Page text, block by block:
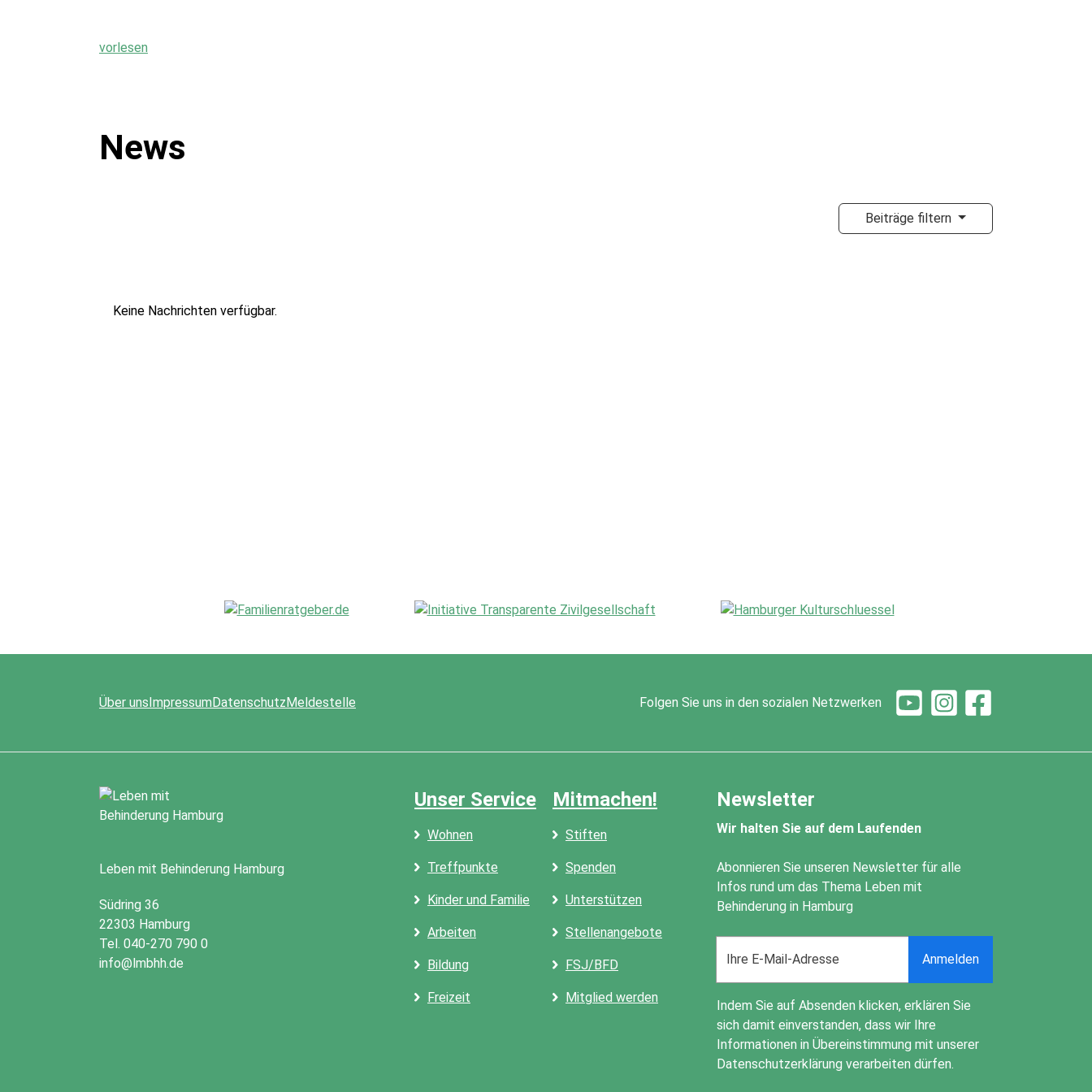
vorlesen
News
Beiträge filtern
Keine Nachrichten verfügbar.
Über unsImpressumDatenschutzMeldestelle Folgen Sie uns in den sozialen Netzwerken
Leben mit Behinderung Hamburg
Südring 36
22303 Hamburg
Tel. 040-270 790 0
info@lmbhh.de
Unser Service
Wohnen
Treffpunkte
Kinder und Familie
Arbeiten
Bildung
Freizeit
Mitmachen!
Stiften
Spenden
Unterstützen
Stellenangebote
FSJ/BFD
Mitglied werden
Newsletter
Wir halten Sie auf dem Laufenden
Abonnieren Sie unseren Newsletter für alle
Infos rund um das Thema Leben mit
Behinderung in Hamburg
address
Anmelden
Indem Sie auf Absenden klicken, erklären Sie
sich damit einverstanden, dass wir Ihre
Informationen in Übereinstimmung mit unserer
Datenschutzerklärung verarbeiten dürfen.